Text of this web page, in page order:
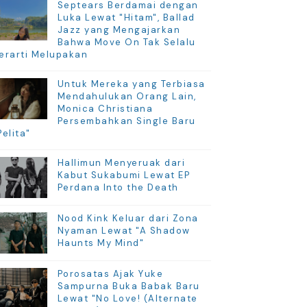
Septears Berdamai dengan
Luka Lewat "Hitam", Ballad
Jazz yang Mengajarkan
Bahwa Move On Tak Selalu
Melupakan
Untuk Mereka yang Terbiasa
Mendahulukan Orang Lain,
Monica Christiana
Persembahkan Single Baru
Hallimun Menyeruak dari
Kabut Sukabumi Lewat EP
Perdana Into the Death
Nood Kink Keluar dari Zona
Nyaman Lewat "A Shadow
Haunts My Mind"
Porosatas Ajak Yuke
Sampurna Buka Babak Baru
Lewat "No Love! (Alternate